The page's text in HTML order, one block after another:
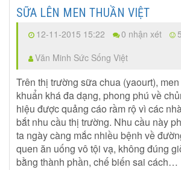
SỮA LÊN MEN THUẦN VIỆT
12-11-2015 15:22 0 nhận xét
Văn Minh Sức Sống Việt
Trên thị trường sữa chua (yaourt),
khuẩn khá đa dạng, phong phú về
hiệu được quảng cáo rầm rộ vì các
bắt nhu cầu thị trường. Nhu cầu này
ta ngày càng mắc nhiều bệnh về
quen ăn uống vô tội vạ, không đúng
bằng thành phần, chế biến sai cách…